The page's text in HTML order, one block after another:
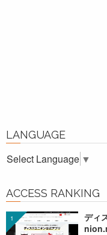
LANGUAGE
Select Language ▼
ACCESS RANKING
ディ